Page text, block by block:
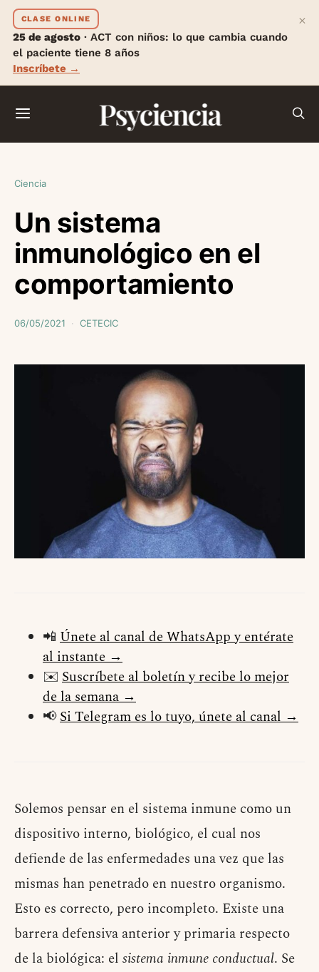
CLASE ONLINE
25 de agosto · ACT con niños: lo que cambia cuando
el paciente tiene 8 años
Inscríbete →
×
Psyciencia
Ciencia
Un sistema
inmunológico en el
comportamiento
06/05/2021 CETECIC
📲 Únete al canal de WhatsApp y entérate
al instante →
✉️ Suscríbete al boletín y recibe lo mejor
de la semana →
📢Si Telegram es lo tuyo, únete al canal →
Solemos pensar en el sistema inmune como un
dispositivo interno, biológico, el cual nos
defiende de las enfermedades una vez que las
mismas han penetrado en nuestro organismo.
Esto es correcto, pero incompleto. Existe una
barrera defensiva anterior y primaria respecto
de la biológica: el sistema inmune conductual. Se